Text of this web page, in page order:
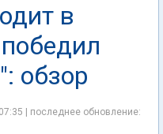
в
обзор
| последнее обновление: